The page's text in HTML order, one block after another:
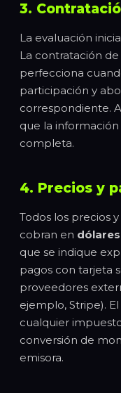
3.
La evaluación
La contratación
perfecciona
participación y
correspondiente.
que la
completa.
4. Precios y
Todos los precios
cobran en
que se indique
pagos con tarjeta
proveedores
ejemplo, Stripe).
cualquier
conversión de
emisora.